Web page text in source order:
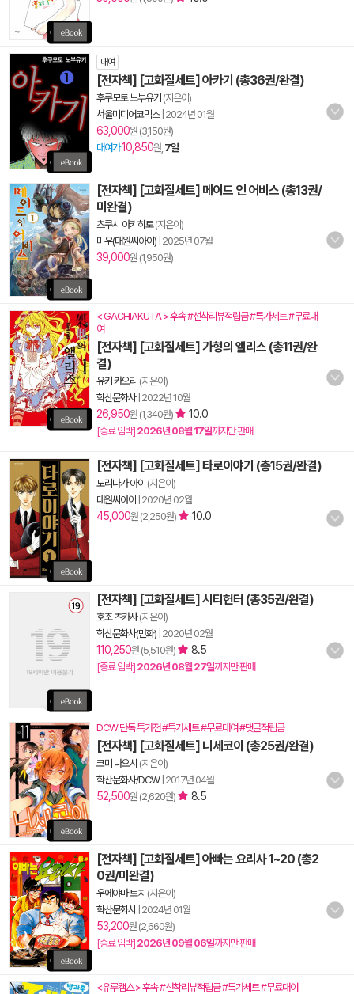
대여
[전자책] [고화질세트] 아카기 (총36권/완결)
후쿠모토 노부유키 (지은이)
서울미디어코믹스| 2024년 01월
63,000원 (3,150원)
대여가10,850원, 7일
[전자책] [고화질세트] 메이드 인 어비스 (총13권/
미완결)
츠쿠시 아키히토(지은이)
미우(대원씨아이) 2025년 07월
39,000원 (1,950원)
< GACHIAKUTA > 후속 #선착리뷰적립금 #특가세트 #무료대
여
[전자책] [고화질세트] 가형의 앨리스 (총11권/완
결)
유키 카오리 (지은이)
학산문화사| 2022년 10월
26,950원 (1,340원) 10.0
[종료 임박] 2026년 08월 17일까지만 판매
[전자책] [고화질세트] 타로이야기 (총15권/완결)
모리나가 아이 (지은이)
대원씨아이
2020년 02월
45,000원 (2,250원) 10.0
[전자책] [고화질세트] 시티헌터 (총35권/완결)
호조 츠카사(지은이)
학산문화사(만화) 2020년 02월
110,250원 (5,510원) 8.5
[종료 임박] 2026년 08월 27일까지만 판매
DCW 단독 특가전 #특가세트 #무료대여 #댓글적립금
[전자책] [고화질세트] 니세코이 (총25권/완결)
코미 나오시 (지은이)
학산문화사/DCW| 2017년 04월
52,500원 (2,620원) 8.5
[전자책] [고화질세트] 아빠는 요리사 1~20 (총2
0권/미완결)
우에야마 토치 (지은이)
학산문화사| 2024년 01월
53,200원 (2,660원)
[종료 임박] 2026년 09월 06일까지만 판매
<유루캠△> 후속 #선착리뷰적립금 #특가세트 #무료대여